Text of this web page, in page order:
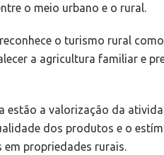
o meio urbano e o rural.
o turismo rural
a agricultura familiar e
estão a valorização da
dos produtos e o
propriedades rurais.